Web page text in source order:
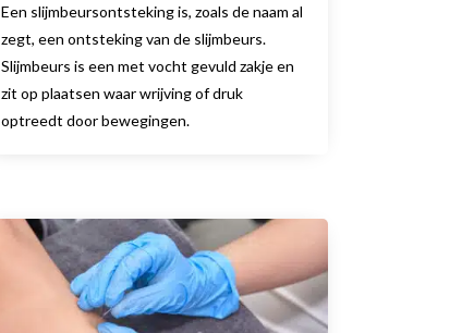
Een slijmbeursontsteking is, zoals de naam al
zegt, een ontsteking van de slijmbeurs.
Slijmbeurs is een met vocht gevuld zakje en
zit op plaatsen waar wrijving of druk
optreedt door bewegingen.